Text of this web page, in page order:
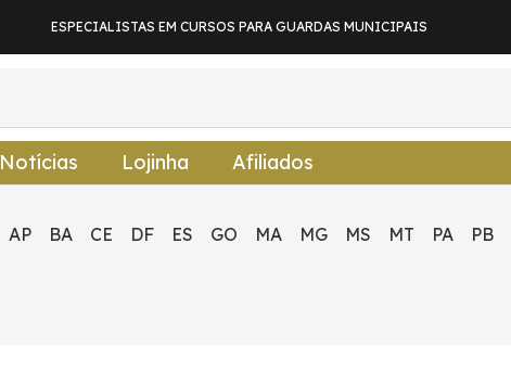
ESPECIALISTAS EM CURSOS PARA GUARDAS MUNICIPAIS
Notícias Lojinha Afiliados
AP BA CE DF ES GO MA MG MS MT PA
PB